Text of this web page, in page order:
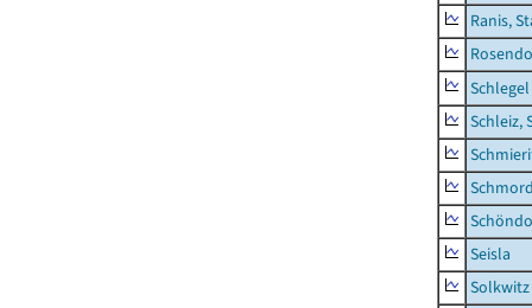
Ranis,
Schlegel
Schleiz,
Seisla
Solkwitz